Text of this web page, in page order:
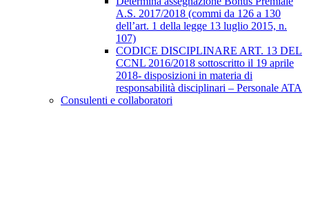
A.S. 2017/2018 (commi da 126 a 130
dell’art. 1 della legge 13 luglio 2015, n.
107)
CODICE DISCIPLINARE ART. 13 DEL
CCNL 2016/2018 sottoscritto il 19 aprile
2018- disposizioni in materia di
responsabilità disciplinari – Personale ATA
Consulenti e collaboratori